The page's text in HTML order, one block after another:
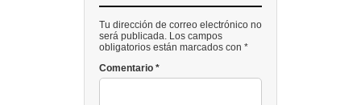
Tu dirección de correo electrónico no
será publicada. Los campos
obligatorios están marcados con *
Comentario *